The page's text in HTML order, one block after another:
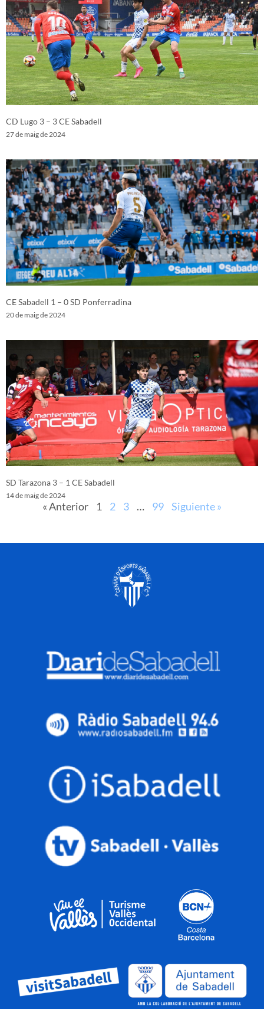
CD Lugo 3 – 3 CE Sabadell
27 de maig de 2024
CE Sabadell 1 – 0 SD Ponferradina
20 de maig de 2024
SD Tarazona 3 – 1 CE Sabadell
14 de maig de 2024
« Anterior 1 2 3 … 99 Siguiente »